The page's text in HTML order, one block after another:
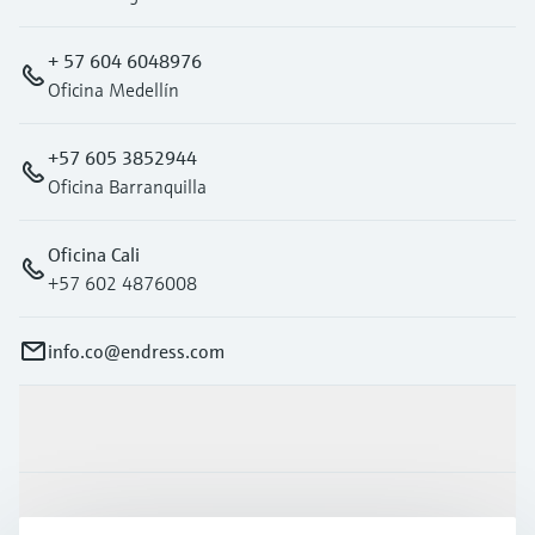
+ 57 604 6048976
Oficina Medellín
+57 605 3852944
Oficina Barranquilla
Oficina Cali
+57 602 4876008
info.co@endress.com
Industrias